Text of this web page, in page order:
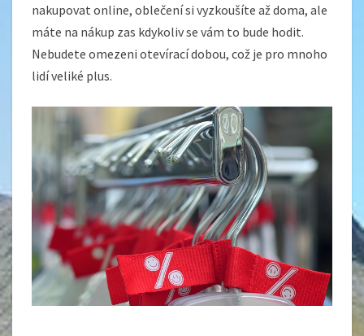
nakupovat online, oblečení si vyzkoušíte až doma, ale
máte na nákup zas kdykoliv se vám to bude hodit.
Nebudete omezeni otevírací dobou, což je pro mnoho
lidí veliké plus.